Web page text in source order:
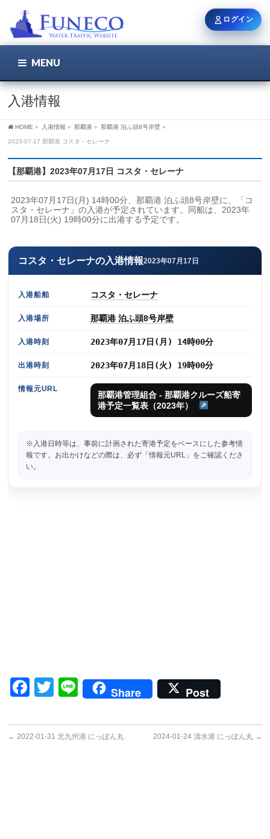
MENU
入港情報
HOME » 入港情報 » 那覇港 » 那覇港 泊ふ頭8号岸壁 »
2023-07-17 那覇港 コスタ・セレーナ
【那覇港】2023年07月17日 コスタ・セレーナ
2023年07月17日(月) 14時00分、那覇港 泊ふ頭8号岸壁に、「コ
スタ・セレーナ」の入港が予定されています。同船は、2023年
07月18日(火) 19時00分に出港する予定です。
コスタ・セレーナの入港情報2023年07月17日
入港船舶 コスタ・セレーナ
入港場所 那覇港 泊ふ頭8号岸壁
入港時刻 2023年07月17日(月) 14時00分
出港時刻 2023年07月18日(火) 19時00分
情報元URL
那覇港管理組合 - 那覇港クルーズ船寄
港予定一覧表（2023年）
※入港日時等は、事前に計画された寄港予定をベースにした参考情
報です。お出かけなどの際は、必ず「情報元URL」をご確認くださ
い。
Facebook
Twitter
LineShare Post
← 2022-01-31 北九州港 にっぽん丸 2024-01-24 清水港 にっぽん丸 →
ログイン
ユーザー名 / メール
新規登録 パスワードを忘れた方